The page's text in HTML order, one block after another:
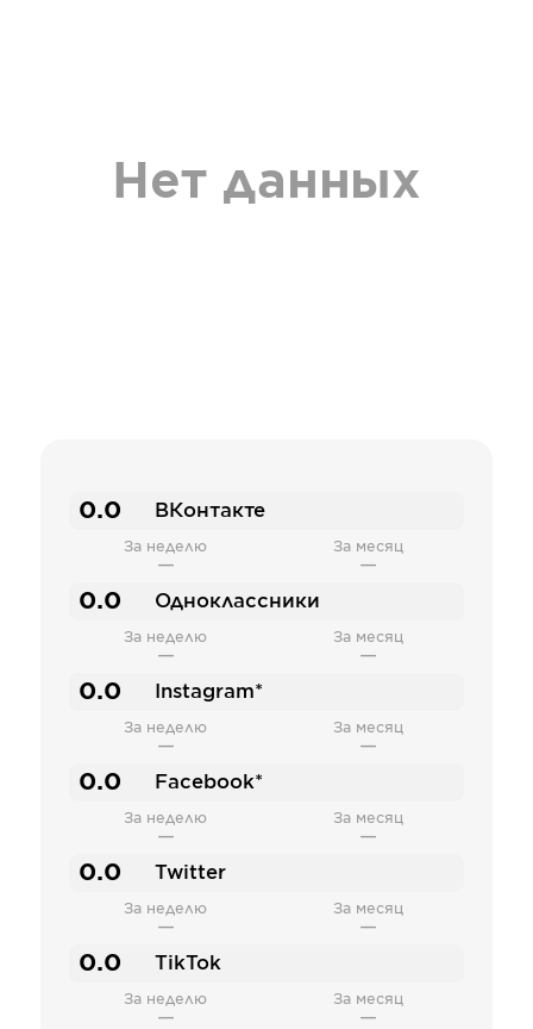
Нет данных
0.0 ВКонтакте
За неделю
—
За месяц
—
0.0 Одноклассники
За неделю
—
За месяц
—
0.0 Instagram*
За неделю
—
За месяц
—
0.0 Facebook*
За неделю
—
За месяц
—
0.0 Twitter
За неделю
—
За месяц
—
0.0 TikTok
За неделю
—
За месяц
—